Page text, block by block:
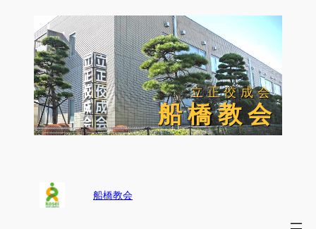
立正佼成会
立正佼成会
船 橋 教 会
船 橋 教 会
船橋教会